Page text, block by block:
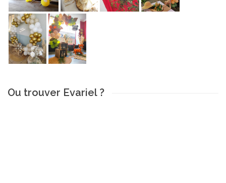
Ou trouver Evariel ?